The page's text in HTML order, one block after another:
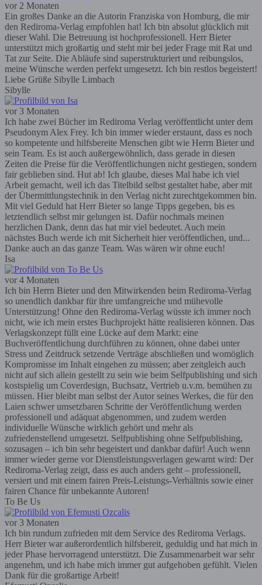
vor 2 Monaten
Ein großes Danke an die Autorin Franziska von Homburg, die mir
den Rediroma-Verlag empfohlen hat! Ich bin absolut glücklich mit
dieser Wahl. Die Betreuung ist hochprofessionell. Herr Bieter
unterstützt mich großartig und steht mir bei jeder Frage mit Rat und
Tat zur Seite. Die Abläufe sind superstrukturiert und reibungslos,
meine Wünsche werden perfekt umgesetzt. Ich bin restlos begeistert!
Liebe Grüße Sibylle Limbach
Sibylle
vor 3 Monaten
Ich habe zwei Bücher im Rediroma Verlag veröffentlicht unter dem
Pseudonym Alex Frey. Ich bin immer wieder erstaunt, dass es noch
so kompetente und hilfsbereite Menschen gibt wie Herrn Bieter und
sein Team. Es ist auch außergewöhnlich, dass gerade in diesen
Zeiten die Preise für die Veröffentlichungen nicht gestiegen, sondern
fair geblieben sind. Hut ab! Ich glaube, dieses Mal habe ich viel
Arbeit gemacht, weil ich das Titelbild selbst gestaltet habe, aber mit
der Übermittlungstechnik in den Verlag nicht zurechtgekommen bin.
Mit viel Geduld hat Herr Bieter so lange Tipps gegeben, bis es
letztendlich selbst mir gelungen ist. Dafür nochmals meinen
herzlichen Dank, denn das hat mir viel bedeutet. Auch mein
nächstes Buch werde ich mit Sicherheit hier veröffentlichen, und...
Danke auch an das ganze Team. Was wären wir ohne euch!
Isa
vor 4 Monaten
Ich bin Herrn Bieter und den Mitwirkenden beim Rediroma-Verlag
so unendlich dankbar für ihre umfangreiche und mühevolle
Unterstützung! Ohne den Rediroma-Verlag wüsste ich immer noch
nicht, wie ich mein erstes Buchprojekt hätte realisieren können. Das
Verlagskonzept füllt eine Lücke auf dem Markt: eine
Buchveröffentlichung durchführen zu können, ohne dabei unter
Stress und Zeitdruck setzende Verträge abschließen und womöglich
Kompromisse im Inhalt eingehen zu müssen; aber zeitgleich auch
nicht auf sich allein gestellt zu sein wie beim Selfpublishing und sich
kostspielig um Coverdesign, Buchsatz, Vertrieb u.v.m. bemühen zu
müssen. Hier bleibt man selbst der Autor seines Werkes, die für den
Laien schwer umsetzbaren Schritte der Veröffentlichung werden
professionell und adäquat abgenommen, und zudem werden
individuelle Wünsche wirklich gehört und mehr als
zufriedenstellend umgesetzt. Selfpublishing ohne Selfpublishing,
sozusagen – ich bin sehr begeistert und dankbar dafür! Auch wenn
immer wieder gerne vor Dienstleistungsverlagen gewarnt wird: Der
Rediroma-Verlag zeigt, dass es auch anders geht – professionell,
versiert und mit einem fairen Preis-Leistungs-Verhältnis sowie einer
fairen Chance für unbekannte Autoren!
To Be Us
vor 3 Monaten
Ich bin rundum zufrieden mit dem Service des Rediroma Verlags.
Herr Bieter war außerordentlich hilfsbereit, geduldig und hat mich in
jeder Phase hervorragend unterstützt. Die Zusammenarbeit war sehr
angenehm, und ich habe mich immer gut aufgehoben gefühlt. Vielen
Dank für die großartige Arbeit!